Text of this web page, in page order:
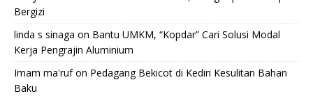
Bergizi
linda s sinaga on Bantu UMKM, “Kopdar” Cari Solusi Modal
Kerja Pengrajin Aluminium
Imam ma'rufon Pedagang Bekicot di Kediri Kesulitan Bahan
Baku